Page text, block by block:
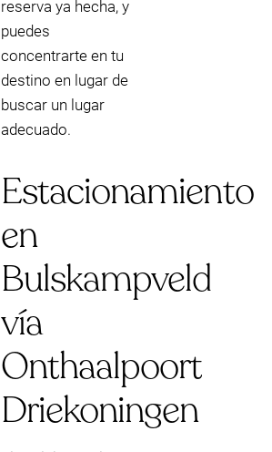
reserva ya hecha, y
puedes
concentrarte en tu
destino en lugar de
buscar un lugar
adecuado.
Estacionamiento
en
Bulskampveld
vía
Onthaalpoort
Driekoningen